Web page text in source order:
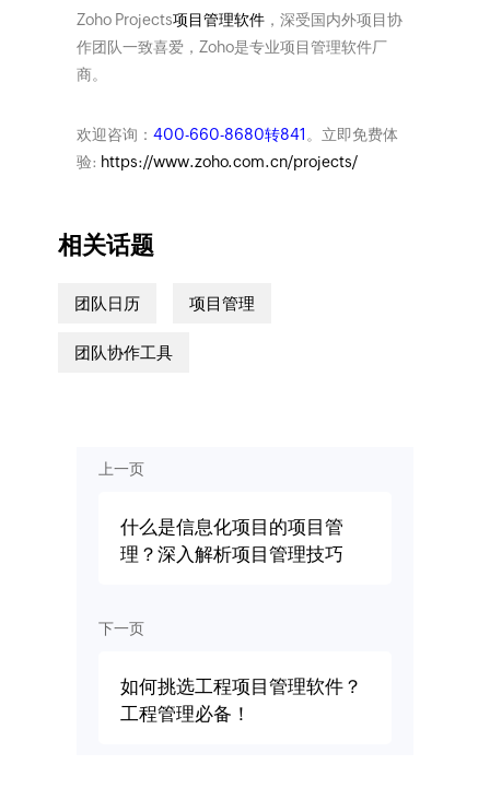
Zoho Projects项目管理软件，深受国内外项目协
作团队一致喜爱，Zoho是专业项目管理软件厂
商。
欢迎咨询： 400-660-8680转841 。立即免费体
验: https://www.zoho.com.cn/projects/
相关话题
团队日历 项目管理
团队协作工具
上一页
什么是信息化项目的项目管
理？深入解析项目管理技巧
下一页
如何挑选工程项目管理软件？
工程管理必备！